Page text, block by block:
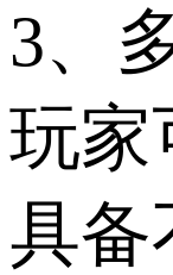
3、
玩家
具备